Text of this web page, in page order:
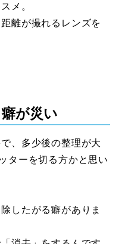
メ。
離が撮れるレンズを
が災い
、多少後の整理が大
ターを切る方かと思い
したがる癖がありま